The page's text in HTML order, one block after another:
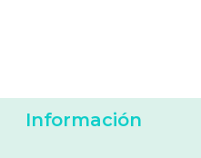
Información